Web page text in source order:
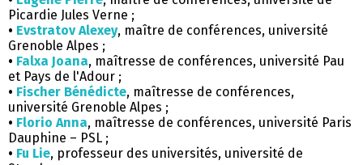
Picardie Jules Verne ;
• Evstratov Alexey, maître de conférences, université
Grenoble Alpes ;
• Falxa Joana, maîtresse de conférences, université Pau
et Pays de l'Adour ;
• Fischer Bénédicte, maîtresse de conférences,
université Grenoble Alpes ;
• Florio Anna, maîtresse de conférences, université Paris
Dauphine – PSL ;
• Fu Lie, professeur des universités, université de